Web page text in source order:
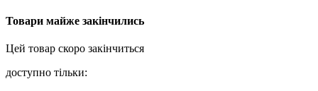
Товари майже закінчились
Цей товар скоро закінчиться
доступно тільки: